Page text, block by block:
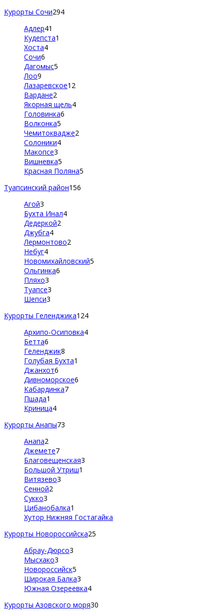
Курорты Сочи294
Адлер41
Кудепста1
Хоста4
Сочи6
Дагомыс5
Лоо9
Лазаревское12
Вардане2
Якорная щель4
Головинка6
Волконка5
Чемитоквадже2
Солоники4
Макопсе3
Вишневка5
Красная Поляна5
Туапсинский район156
Агой3
Бухта Инал4
Дедеркой2
Джубга4
Лермонтово2
Небуг4
Новомихайловский5
Ольгинка6
Пляхо3
Туапсе3
Шепси3
Курорты Геленджика124
Архипо-Осиповка4
Бетта6
Геленджик8
Голубая Бухта1
Джанхот6
Дивноморское6
Кабардинка7
Пшада1
Криница4
Курорты Анапы73
Анапа2
Джемете7
Благовещенская3
Большой Утриш1
Витязево3
Сенной2
Сукко3
Цибанобалка1
Хутор Нижняя Гостагайка
Курорты Новороссийска25
Абрау-Дюрсо3
Мысхако3
Новороссийск5
Широкая Балка3
Южная Озереевка4
Курорты Азовского моря30